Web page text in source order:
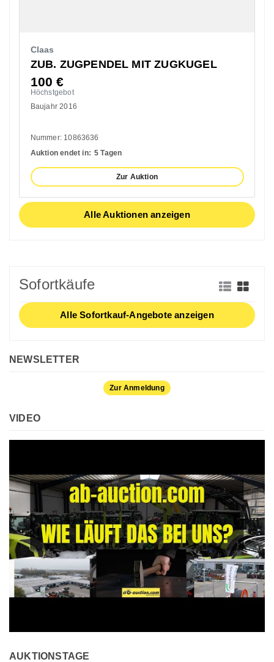
NEWSLETTER
Zur Anmeldung
VIDEO
AUKTIONSTAGE
Claas
ZUB. ZUGPENDEL MIT ZUGKUGEL
100 €
Höchstgebot
Baujahr 2016
Nummer: 10863636
Auktion endet in: 5 Tagen
Zur Auktion
Alle Auktionen anzeigen
Sofortkäufe
Alle Sofortkauf-Angebote anzeigen